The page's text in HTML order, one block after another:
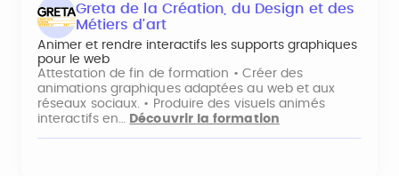
Greta de la Création, du Design et des
Métiers d'art
Animer et rendre interactifs les supports graphiques
pour le web
Attestation de fin de formation • Créer des
animations graphiques adaptées au web et aux
réseaux sociaux. • Produire des visuels animés
interactifs en… Découvrir la formation